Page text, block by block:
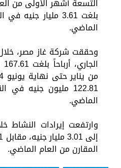
التسعة أشهر الأولى من
بلغت 3.61 مليار
الماضي.
وحققت شركة غاز مصر،
122.81 مليون جنيه
الماضي.
وارتفعت إيرادات النشاط
المقارن من العام الماضي.